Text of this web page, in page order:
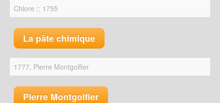
Chlore :: 1755
La pâte chimique
1777, Pierre Montgolfier
Pierre Montgolfier